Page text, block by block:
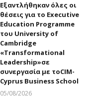
Εξαντλήθηκαν όλες οι
θέσεις για το Executive
Education Programme
του University of
Cambridge
«Transformational
Leadership»σε
συνεργασία με τοCIM-
Cyprus Business School
05/08/2026